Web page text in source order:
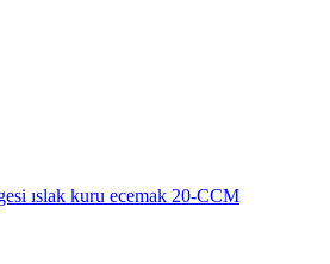
ıslak kuru ecemak 20-CCM